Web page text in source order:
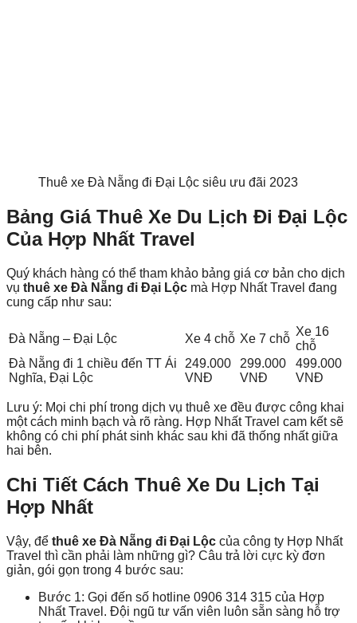
Thuê xe Đà Nẵng đi Đại Lộc siêu ưu đãi 2023
Bảng Giá Thuê Xe Du Lịch Đi Đại Lộc
Của Hợp Nhất Travel
Quý khách hàng có thể tham khảo bảng giá cơ bản cho dịch
vụ thuê xe Đà Nẵng đi Đại Lộc mà Hợp Nhất Travel đang
cung cấp như sau:
Đà Nẵng – Đại Lộc Xe 4 chỗ Xe 7 chỗ
Xe 16
chỗ
Đà Nẵng đi 1 chiều đến TT Ái
Nghĩa, Đại Lộc
249.000
VNĐ
299.000
VNĐ
499.000
VNĐ
Lưu ý: Mọi chi phí trong dịch vụ thuê xe đều được công khai
một cách minh bạch và rõ ràng. Hợp Nhất Travel cam kết sẽ
không có chi phí phát sinh khác sau khi đã thống nhất giữa
hai bên.
Chi Tiết Cách Thuê Xe Du Lịch Tại
Hợp Nhất
Vậy, để thuê xe Đà Nẵng đi Đại Lộc của công ty Hợp Nhất
Travel thì cần phải làm những gì? Câu trả lời cực kỳ đơn
giản, gói gọn trong 4 bước sau:
Bước 1: Gọi đến số hotline 0906 314 315 của Hợp
Nhất Travel. Đội ngũ tư vấn viên luôn sẵn sàng hỗ trợ